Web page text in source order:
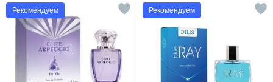
Рекомендуем Рекомендуем